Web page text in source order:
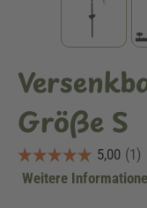
Größe S
Weitere